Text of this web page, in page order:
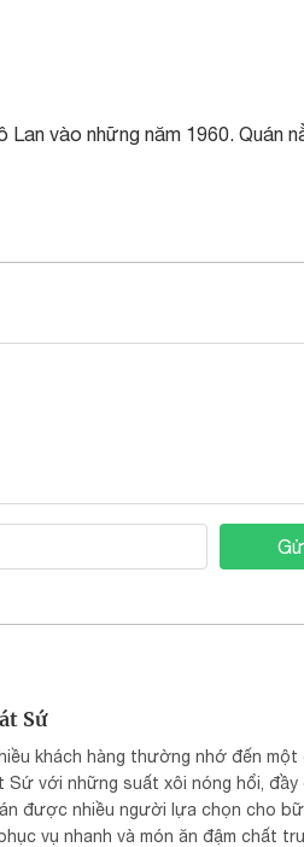
vào những năm 1960. Quán
Sứ
khách hàng thường nhớ đến một
với những suất xôi nóng hổi, đầy
được nhiều người lựa chọn cho
vụ nhanh và món ăn đậm chất